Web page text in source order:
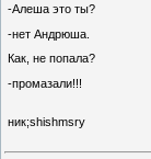
-Алеша это ты?
-нет Андрюша.
Как, не попала?
-промазали!!!
ник;shishmsry